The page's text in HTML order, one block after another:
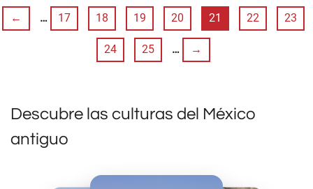
← … 17 18 19 20 21 22 23
24 25 … →
Descubre las culturas del México
antiguo